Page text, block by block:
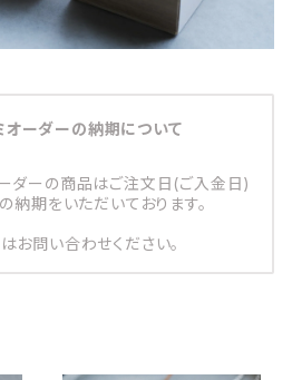
オーダーの納期について
ダーの商品はご注文日(ご入金日)
納期をいただいております。
お問い合わせください。